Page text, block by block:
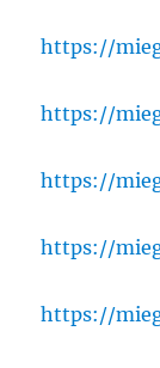
https://
https://
https://
https://
https://